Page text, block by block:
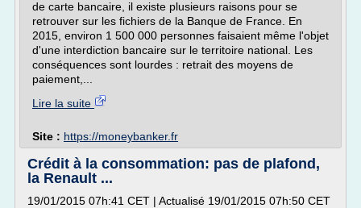
de carte bancaire, il existe plusieurs raisons pour se
retrouver sur les fichiers de la Banque de France. En
2015, environ 1 500 000 personnes faisaient même l'objet
d'une interdiction bancaire sur le territoire national. Les
conséquences sont lourdes : retrait des moyens de
paiement,...
Lire la suite
Site : https://moneybanker.fr
Crédit à la consommation: pas de plafond,
la Renault ...
19/01/2015 07h:41 CET | Actualisé 19/01/2015 07h:50 CET